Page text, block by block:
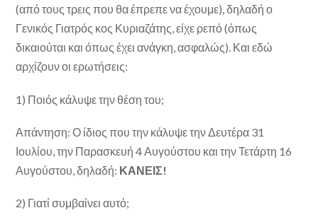
(από τους τρεις που θα έπρεπε να έχουμε), δηλαδή ο
Γενικός Γιατρός κος Κυριαζάτης, είχε ρεπό (όπως
δικαιούται και όπως έχει ανάγκη, ασφαλώς). Και εδώ
αρχίζουν οι ερωτήσεις:
1) Ποιός κάλυψε την θέση του;
Απάντηση: Ο ίδιος που την κάλυψε την Δευτέρα 31
Ιουλίου, την Παρασκευή 4 Αυγούστου και την Τετάρτη 16
Αυγούστου, δηλαδή: ΚΑΝΕΙΣ!
2) Γιατί συμβαίνει αυτό;